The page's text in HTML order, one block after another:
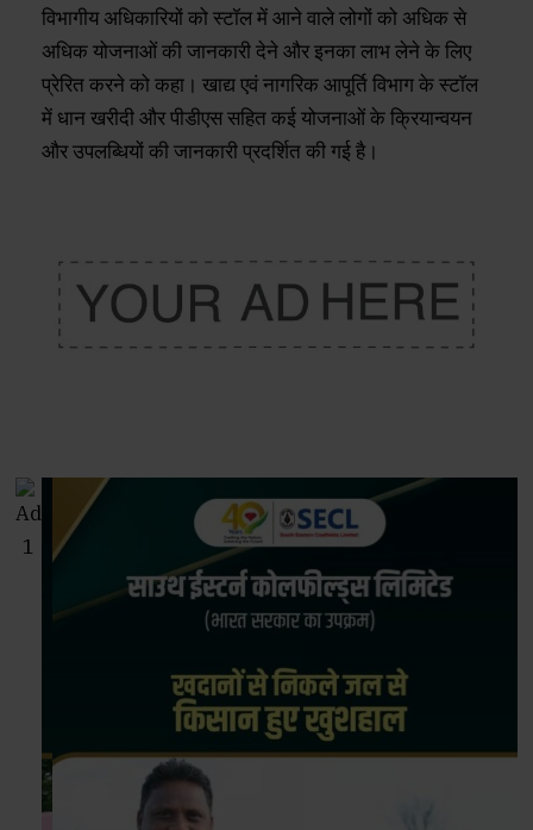
विभागीय अधिकारियों को स्टॉल में आने वाले लोगों को अधिक से
अधिक योजनाओं की जानकारी देने और इनका लाभ लेने के लिए
प्रेरित करने को कहा। खाद्य एवं नागरिक आपूर्ति विभाग के स्टॉल
में धान खरीदी और पीडीएस सहित कई योजनाओं के क्रियान्वयन
और उपलब्धियों की जानकारी प्रदर्शित की गई है।